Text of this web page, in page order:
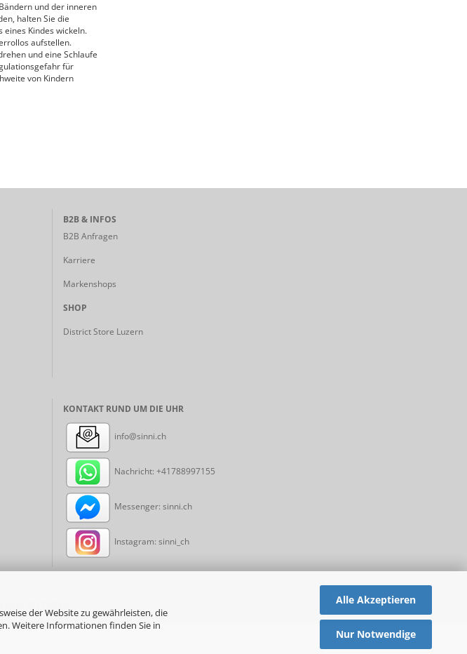
der Website zu gewährleisten, die
Weitere Informationen finden Sie in
Alle Akzeptieren
Nur Notwendige
und der inneren
halten Sie die
eines Kindes wickeln.
aufstellen.
und eine Schlaufe
für
von Kindern
B2B & INFOS
B2B Anfragen
Karriere
Markenshops
SHOP
District Store Luzern
KONTAKT RUND UM DIE UHR
info@sinni.ch
Nachricht: +41788997155
Messenger: sinni.ch
Instagram: sinni_ch